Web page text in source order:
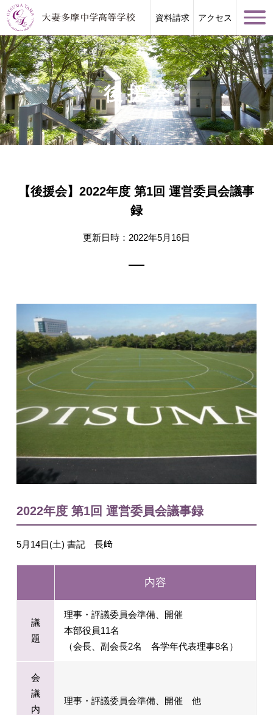
資料請求 アクセス
学校案内
学校生活
後援会
【後援会】2022年度 第1回 運営委員会議事
録
更新日時：2022年5月16日
2022年度 第1回 運営委員会議事録
5月14日(土) 書記 長﨑
内容
議
題
理事・評議委員会準備、開催
本部役員11名
（会長、副会長2名 各学年代表理事8名）
会
議
内
理事・評議委員会準備、開催 他